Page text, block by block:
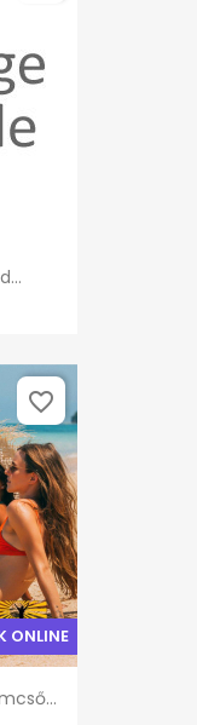
ONLINE
favorite_border